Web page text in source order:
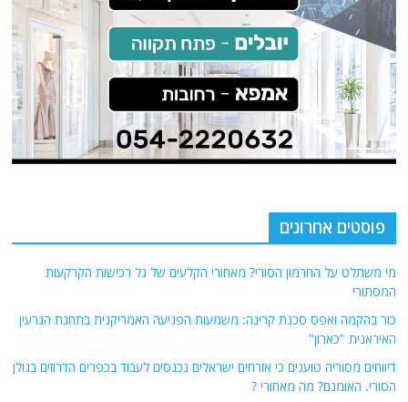
פוסטים אחרונים
מי משתלט על החרמון הסורי? מאחורי הקלעים של גל רכישות הקרקעות
המסתורי
כור בהקמה ואפס סכנת קרינה: משמעות הפגיעה האמריקנית בתחנת הגרעין
האיראנית "כארון"
דיווחים מסוריה טוענים כי אזרחים ישראלים נכנסים לעבוד בכפרים הדרוזים בגולן
הסורי. האומנם? מה מאחורי ?